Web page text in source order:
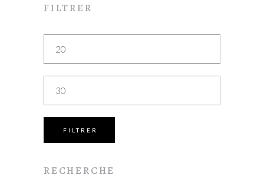
FILTRER
max
FILTRER
RECHERCHE